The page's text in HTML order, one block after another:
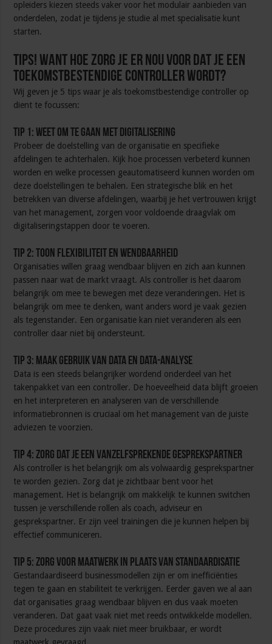
opleiders kiezen steeds vaker voor het modulair aanbieden van
onderdelen, zodat je tijdens je studie al met specialisatie kunt
starten.
TIPS! Want hoe zorg je er nou voor dat je een
toekomstbestendige controller wordt?
Wij geven je 5 tips waar je als toekomstbestendige controller op
dient te focussen:
Tip 1: Weet om te gaan met digitalisering
Probeer de doelstelling van de organisatie en specifieke
afdelingen te achterhalen. Kijk hoe processen verbeterd kunnen
worden en welke processen geautomatiseerd kunnen worden om
deze doelstellingen te behalen. Een strategische blik en het
betrekken van diverse afdelingen, waarbij je het vertrouwen krijgt
van het management, zorgen voor voldoende draagvlak om
digitaliseringstappen door te voeren.
Tip 2: Toon flexibiliteit en wendbaarheid
Organisaties willen graag wendbaar blijven en zich aan kunnen
passen naar wat de markt vraagt. Als controller is het daarom
belangrijk om mee te bewegen met deze veranderingen. Het is
belangrijk om mee te denken, want anders word je vaak gezien
als tegenstander. Een organisatie kan niet veranderen als een
controller daar niet bij ondersteunt.
Tip 3: Maak gebruik van data en data-analyse
Data is een steeds belangrijker wordend onderdeel van het
takenpakket van een controller. De hoeveelheid data blijft groeien
en het interpreteren en analyseren van de verschillende
informatiebronnen is cruciaal om het management van de juiste
adviezen te voorzien.
Tip 4: Zorg dat je een vanzelfsprekende gesprekspartner
Als controller is het belangrijk om als volwaardig gesprekspartner
te worden gezien. Zorg dat je zichtbaar bent voor het
management. Het is belangrijk om makkelijk te kunnen switchen
tussen je verschillende rollen als coach, adviseur en
gesprekspartner. Er zijn veel trainingen die je kunnen helpen bij
effectief communiceren.
Tip 5: Zorg voor maatwerk in plaats van standaardisatie
Gestandaardiseerd businessmodellen zijn er om inefficiënties
tegen te gaan en stabiliteit te verkrijgen. Eerder gaven we al aan
dat organisaties graag wendbaar blijven en dus vaak moeten
veranderen. Dat gaat vaak niet met reeds ontwikkelde modellen.
Deze procedures zijn vaak niet meer bruikbaar, er wordt